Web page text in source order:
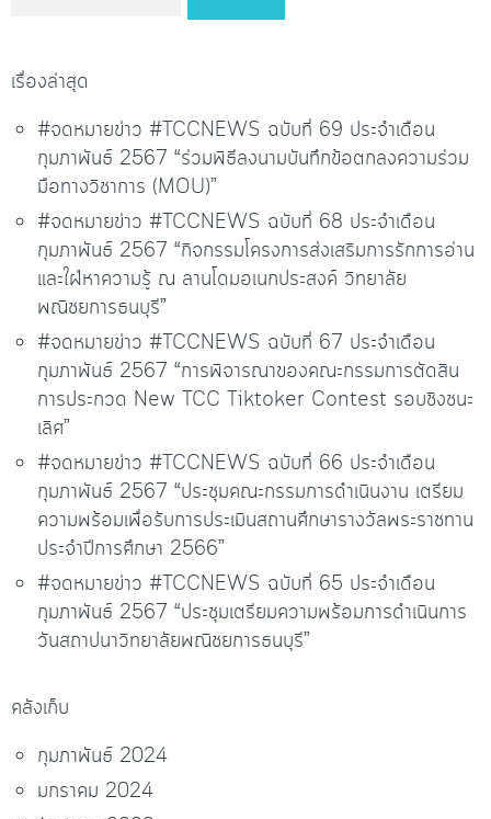
เรื่องล่าสุด
#จดหมายข่าว #TCCNEWS ฉบับที่ 69 ประจำเดือน
กุมภาพันธ์ 2567 “ร่วมพิธีลงนามบันทึกข้อตกลงความร่วม
มือทางวิชาการ (MOU)”
#จดหมายข่าว #TCCNEWS ฉบับที่ 68 ประจำเดือน
กุมภาพันธ์ 2567 “กิจกรรมโครงการส่งเสริมการรักการอ่าน
และใฝ่หาความรู้ ณ ลานโดมอเนกประสงค์ วิทยาลัย
พณิชยการธนบุรี”
#จดหมายข่าว #TCCNEWS ฉบับที่ 67 ประจำเดือน
กุมภาพันธ์ 2567 “การพิจารณาของคณะกรรมการตัดสิน
การประกวด New TCC Tiktoker Contest รอบชิงชนะ
เลิศ”
#จดหมายข่าว #TCCNEWS ฉบับที่ 66 ประจำเดือน
กุมภาพันธ์ 2567 “ประชุมคณะกรรมการดำเนินงาน เตรียม
ความพร้อมเพื่อรับการประเมินสถานศึกษารางวัลพระราชทาน
ประจำปีการศึกษา 2566”
#จดหมายข่าว #TCCNEWS ฉบับที่ 65 ประจำเดือน
กุมภาพันธ์ 2567 “ประชุมเตรียมความพร้อมการดำเนินการ
วันสถาปนาวิทยาลัยพณิชยการธนบุรี”
คลังเก็บ
กุมภาพันธ์ 2024
มกราคม 2024